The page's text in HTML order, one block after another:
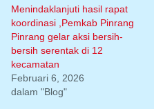
Menindaklanjuti hasil rapat
koordinasi ,Pemkab Pinrang
Pinrang gelar aksi bersih-
bersih serentak di 12
kecamatan
Februari 6, 2026
dalam "Blog"